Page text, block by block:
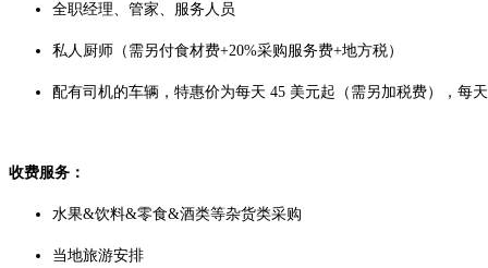
全职经理、管家、服务人员
私人厨师（需另付食材费+20%采购服务费+地方税）
配有司机的车辆，特惠价为每天 45 美元起（需另加税费），每
收费服务：
水果&饮料&零食&酒类等杂货类采购
当地旅游安排